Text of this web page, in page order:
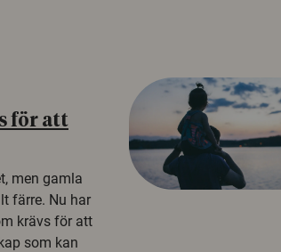
för att
men gamla
färre. Nu har
krävs för att
som kan